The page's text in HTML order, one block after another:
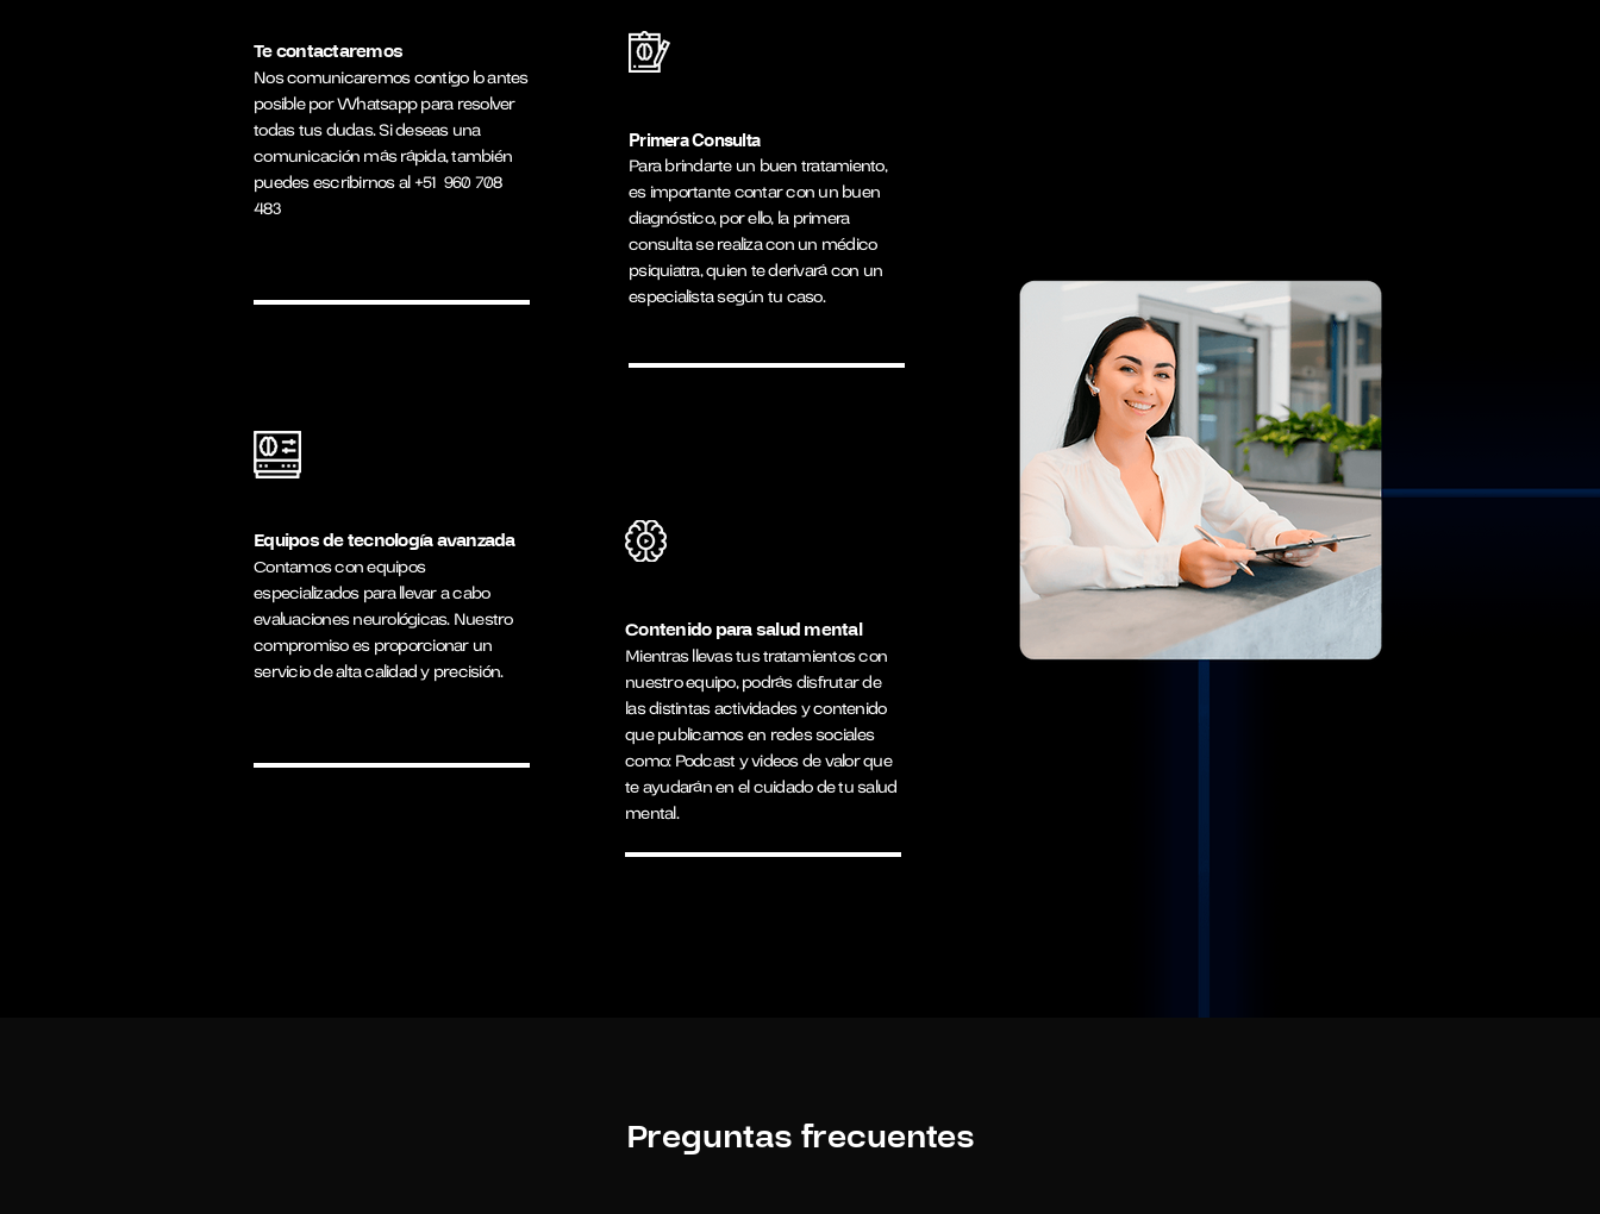
Te contactaremos
Nos comunicaremos contigo lo antes
posible por Whatsapp para resolver
todas tus dudas. Si deseas una
comunicación más rápida, también
puedes escribirnos al+51 960 708
483
Equipos de tecnología avanzada
Contamos con equipos
especializados para llevar a cabo
evaluaciones neurológicas. Nuestro
compromiso es proporcionar un
servicio de alta calidad y precisión.
Primera Consulta
Para brindarte un buen tratamiento,
es importante contar con un buen
diagnóstico, por ello, la primera
consulta se realiza con un médico
psiquiatra, quien te derivará con un
especialista según tu caso.
Contenido para salud mental
Mientras llevas tus tratamientos con
nuestro equipo, podrás disfrutar de
las distintas actividades y contenido
que publicamos en redes sociales
como: Podcast y videos de valor que
te ayudarán en el cuidado de tu salud
mental.
Preguntas frecuentes